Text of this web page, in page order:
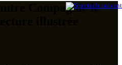
Compagnie le